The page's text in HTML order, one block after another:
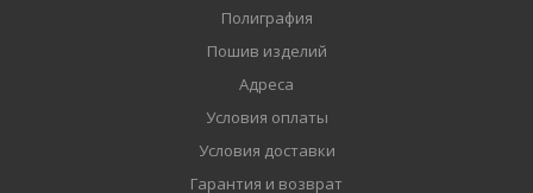
Полиграфия
Пошив изделий
Адреса
Условия оплаты
Условия доставки
Гарантия и возврат